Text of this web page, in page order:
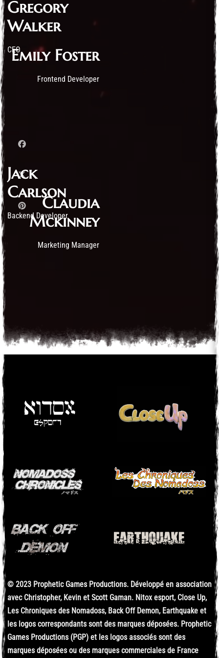
Gregory
Walker
CEO
Emily Foster
Frontend Developer
Jack
Carlson
Backend Developer
Claudia
Mckinney
Marketing Manager
© 2023 Prophetic Games Productions. Développé en association
avec Christopher, Kevin et Scott Gaman. Nitox esport, Close Up,
Les Chroniques des Nomadoss, Back Off Demon, Earthquake et
les logos correspondants sont des marques déposées. Prophetic
Games Productions (PGP) et les logos associés sont des
marques déposées ou des marques commerciales de France